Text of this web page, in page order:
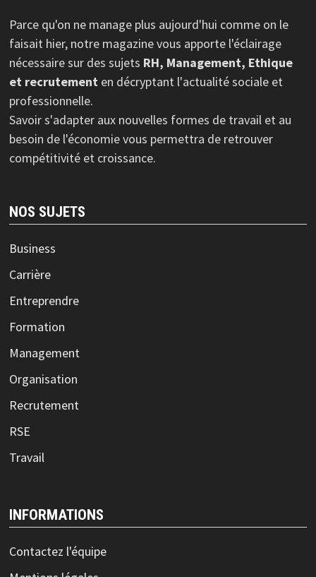
Parce qu'on ne manage plus aujourd'hui comme on le
faisait hier, notre magazine vous apporte l'éclairage
nécessaire sur des sujets RH, Management, Ethique
et recrutementen décryptant l'actualité sociale et
professionnelle.
Savoir s'adapter aux nouvelles formes de travail et au
besoin de l'économie vous permettra de retrouver
compétitivité et croissance.
NOS SUJETS
Business
Carrière
Entreprendre
Formation
Management
Organisation
Recrutement
RSE
Travail
INFORMATIONS
Contactez l'équipe